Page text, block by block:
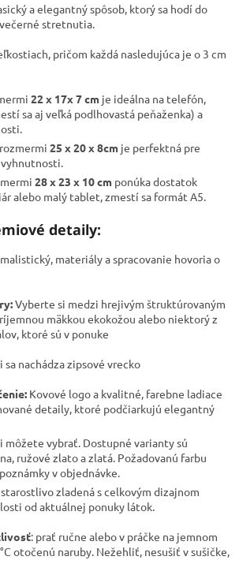
a elegantný spôsob, ktorý sa hodí do
stretnutia.
pričom každá nasledujúca je o 3 cm
22 x 17x 7 cm je ideálna na telefón,
sa aj veľká podlhovastá peňaženka) a
25 x 20 x 8cm je perfektná pre
28 x 23 x 10 cm ponúka dostatok
alebo malý tablet, zmestí sa formát A5.
detaily:
materiály a spracovanie hovoria o
Vyberte si medzi hrejivým štruktúrovaným
mäkkou ekokožou alebo niektorý z
ktoré sú v ponuke
sa nachádza zipsové vrecko
Kovové logo a kvalitné, farebne ladiace
detaily, ktoré podčiarkujú elegantný
môžete vybrať. Dostupné varianty sú
ružové zlato a zlatá. Požadovanú farbu
v objednávke.
zladená s celkovým dizajnom
od aktuálnej ponuky látok.
: prať ručne alebo v práčke na jemnom
otočenú naruby. Nežehliť, nesušiť v sušičke,